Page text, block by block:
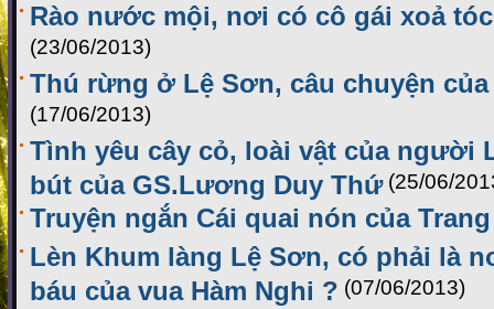
Rào nước mội, nơi có cô gái xoả
(23/06/2013)
Thú rừng ở Lệ Sơn, câu chuyện
(17/06/2013)
Tình yêu cây cỏ, loài vật của người
bút của GS.Lương Duy Thứ (25/06/
Truyện ngắn Cái quai nón của
Lèn Khum làng Lệ Sơn, có phải là
báu của vua Hàm Nghi ? (07/06/2013)